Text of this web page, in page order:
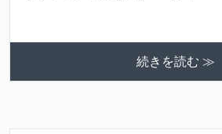
続きを読む ≫